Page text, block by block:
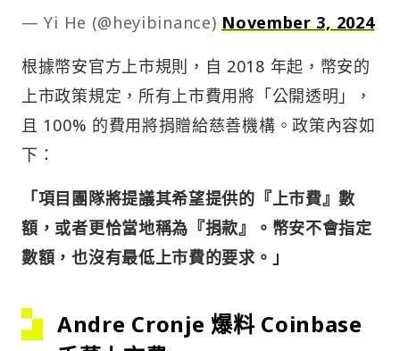
— Yi He (@heyibinance)November 3, 2024
根據幣安官方上市規則，自 2018 年起，幣安的
上市政策規定，所有上市費用將「公開透明」，
且 100% 的費用將捐贈給慈善機構。政策內容如
下：
「項目團隊將提議其希望提供的『上市費』數
額，或者更恰當地稱為『捐款』。幣安不會指定
數額，也沒有最低上市費的要求。」
Andre Cronje 爆料 Coinbase